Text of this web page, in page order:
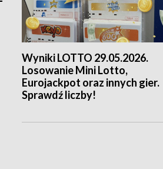
Wyniki LOTTO 29.05.2026.
Losowanie Mini Lotto,
Eurojackpot oraz innych gier.
Sprawdź liczby!